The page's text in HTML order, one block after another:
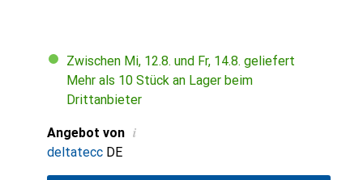
Zwischen Mi, 12.8. und Fr, 14.8. geliefert
Mehr als 10 Stück an Lager beim
Drittanbieter
Angebot von i
deltatecc DE